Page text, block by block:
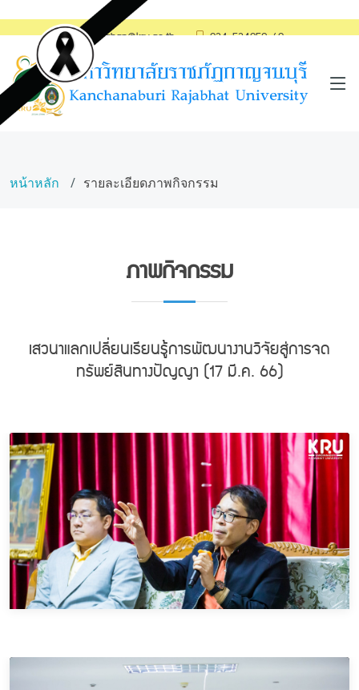
saraban@kru.ac.th 034-534059-60
หน้าหลัก รายละเอียดภาพกิจกรรม
ภาพกิจกรรม
เสวนาแลกเปลี่ยนเรียนรู้การพัฒนางานวิจัยสู่การจด
ทรัพย์สินทางปัญญา (17 มี.ค. 66)